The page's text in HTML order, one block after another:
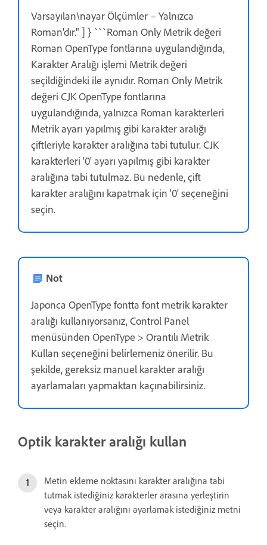
Varsayılan\nayar Ölçümler – Yalnızca
Roman'dır." ] } ```Roman Only Metrik değeri
Roman OpenType fontlarına uygulandığında,
Karakter Aralığı işlemi Metrik değeri
seçildiğindeki ile aynıdır. Roman Only Metrik
değeri CJK OpenType fontlarına
uygulandığında, yalnızca Roman karakterleri
Metrik ayarı yapılmış gibi karakter aralığı
çiftleriyle karakter aralığına tabi tutulur. CJK
karakterleri '0' ayarı yapılmış gibi karakter
aralığına tabi tutulmaz. Bu nedenle, çift
karakter aralığını kapatmak için '0' seçeneğini
seçin.
Not
Japonca OpenType fontta font metrik karakter
aralığı kullanıyorsanız, Control Panel
menüsünden OpenType > Orantılı Metrik
Kullan seçeneğini belirlemeniz önerilir. Bu
şekilde, gereksiz manuel karakter aralığı
ayarlamaları yapmaktan kaçınabilirsiniz.
Optik karakter aralığı kullan
Metin ekleme noktasını karakter aralığına tabi
tutmak istediğiniz karakterler arasına yerleştirin
veya karakter aralığını ayarlamak istediğiniz metni
seçin.